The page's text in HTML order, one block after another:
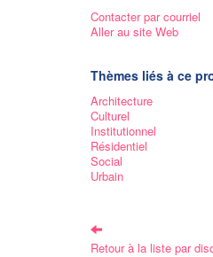
Contacter par courriel
Aller au site Web
Thèmes liés à ce
Architecture
Culturel
Institutionnel
Résidentiel
Social
Urbain
Retour à la liste par